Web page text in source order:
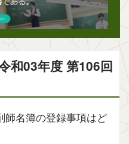
和03年度 第106回
師名簿の登録事項はど